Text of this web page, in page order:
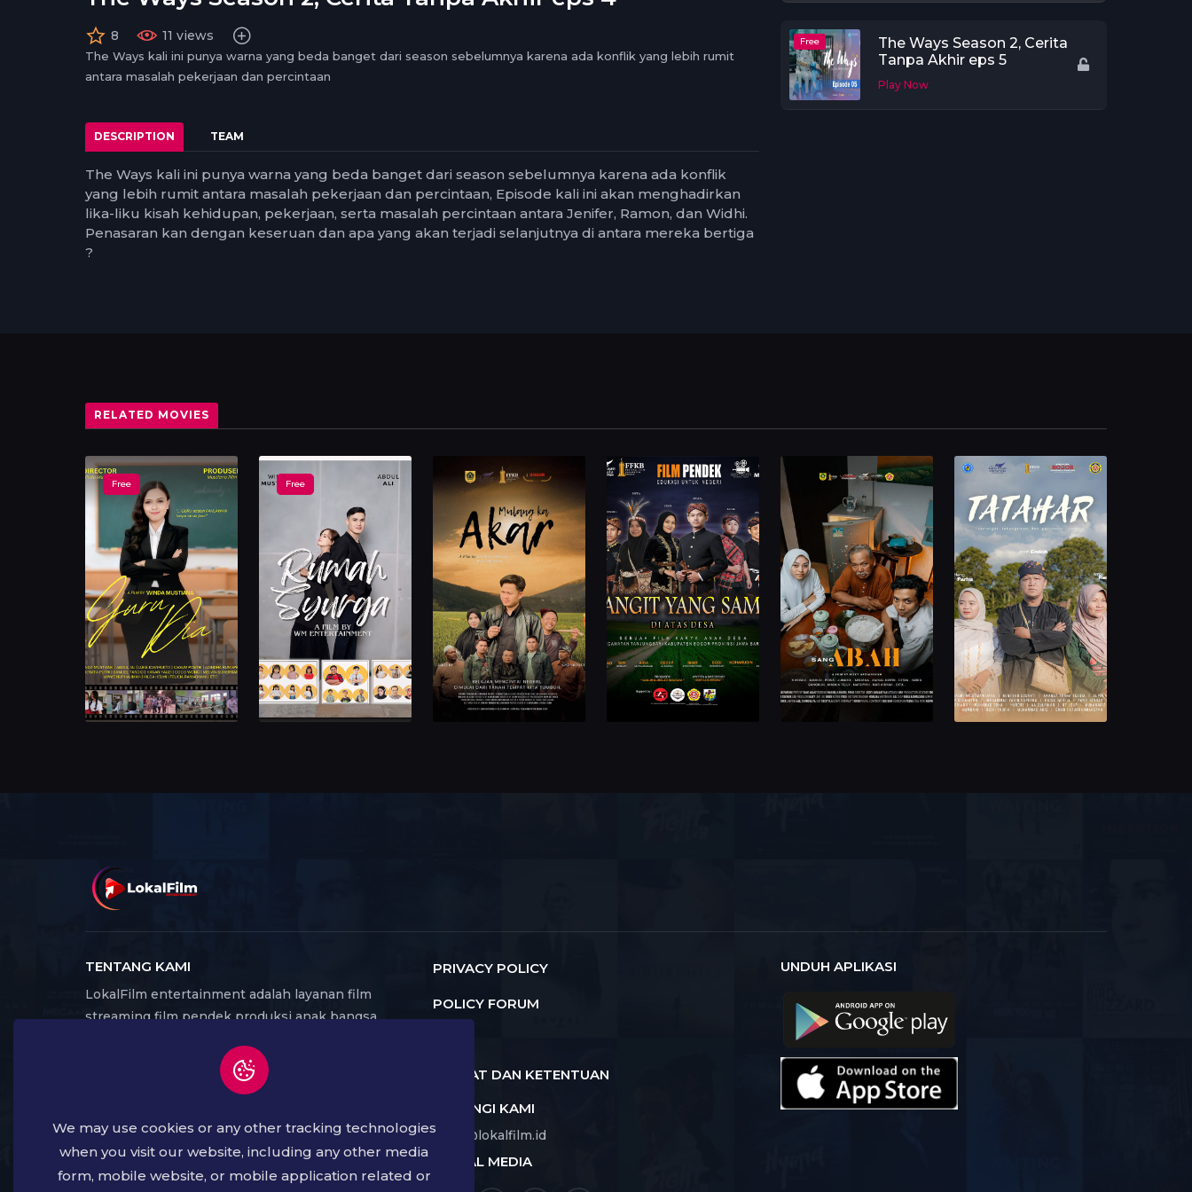
medium
1.5
8 11 views
The Ways kali ini punya warna yang beda banget dari season sebelumnya karena ada konflik yang lebih rumit
antara masalah pekerjaan dan percintaan
DESCRIPTION TEAM
The Ways kali ini punya warna yang beda banget dari season sebelumnya karena ada konflik
yang lebih rumit antara masalah pekerjaan dan percintaan, Episode kali ini akan menghadirkan
lika-liku kisah kehidupan, pekerjaan, serta masalah percintaan antara Jenifer, Ramon, dan Widhi.
Penasaran kan dengan keseruan dan apa yang akan terjadi selanjutnya di antara mereka bertiga
?
Free
The Ways Season 2, Cerita
Tanpa Akhir eps 5
Play Now
RELATED MOVIES
Free Free
TENTANG KAMI
LokalFilm entertainment adalah layanan film
streaming film pendek produksi anak bangsa
dan aplikasi. Banyak karya produksi lokal yang
menghadirkan beragam genre film serta budaya,
Dengan harapan dapat membangkitkan kembali
Industri film Lokal sebagai bagian dari industri
kreatif, yang kemudian menjadi cerminan budaya
PRIVACY POLICY
POLICY FORUM
SYARAT DAN KETENTUAN
HUBUNGI KAMI
hello@lokalfilm.id
SOCIAL MEDIA
UNDUH APLIKASI
We may use cookies or any other tracking technologies
when you visit our website, including any other media
form, mobile website, or mobile application related or